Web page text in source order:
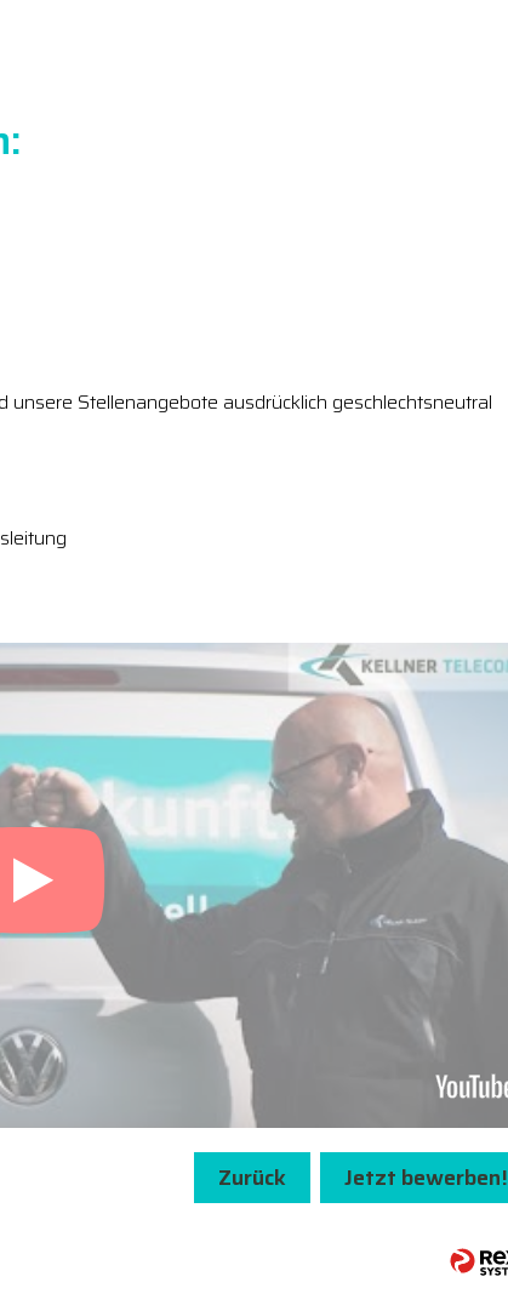
Stellenangebote ausdrücklich geschlechtsneutral
Zurück Jetzt bewerben!